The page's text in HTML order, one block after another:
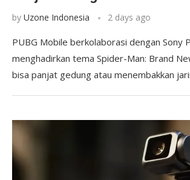
by Uzone Indonesia 2 days ago
PUBG Mobile berkolaborasi dengan Sony
menghadirkan tema Spider-Man: Brand
bisa panjat gedung atau menembakkan